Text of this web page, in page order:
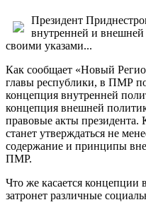
Президент
внутренней и
своими указами...
Как сообщает «Новый
главы республики, в ПМР
концепция внутренней
концепция внешней
правовые акты
станет утверждаться не
содержание и принципы
ПМР.
Что же касается концепции
затронет различные